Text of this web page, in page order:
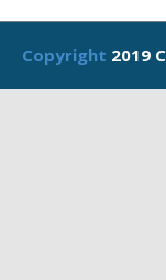
Copyright 2019